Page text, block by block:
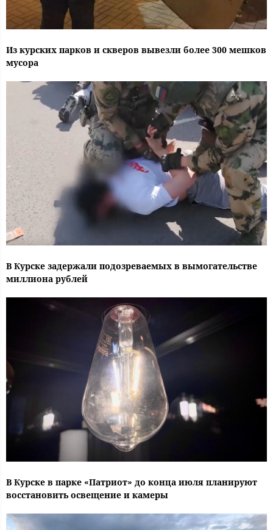
Из курских парков и скверов вывезли более 300 мешков
мусора
В Курске задержали подозреваемых в вымогательстве
миллиона рублей
В Курске в парке «Патриот» до конца июля планируют
восстановить освещение и камеры